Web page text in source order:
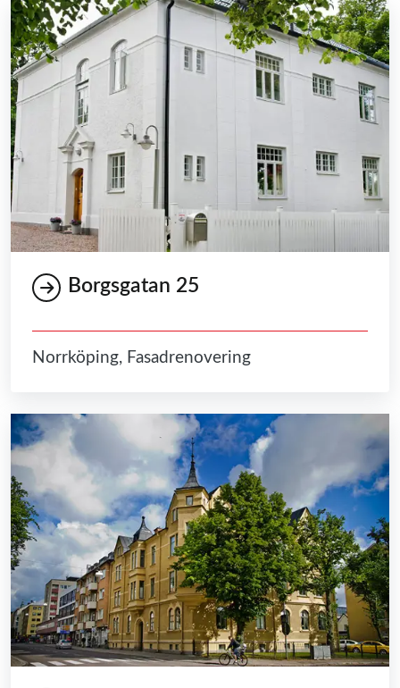
Borgsgatan 25
Norrköping, Fasadrenovering